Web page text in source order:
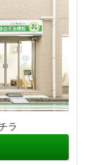
ラ